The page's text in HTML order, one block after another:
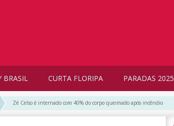
BRASIL CURTA FLORIPA PARADAS 2025
Zé Celso é internado com 40% do corpo queimado após incêndio